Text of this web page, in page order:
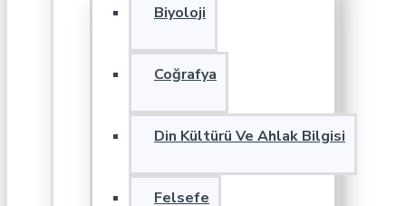
Biyoloji
Coğrafya
Din Kültürü Ve Ahlak Bilgisi
Felsefe